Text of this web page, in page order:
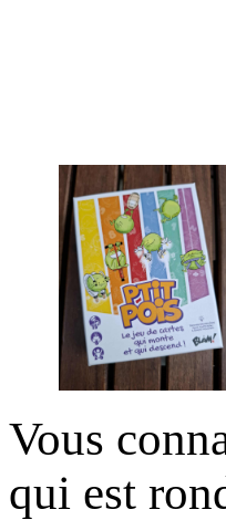
Vous
qui est